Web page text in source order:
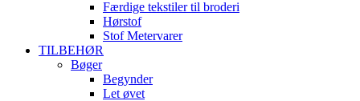
Færdige tekstiler til broderi
Hørstof
Stof Metervarer
TILBEHØR
Bøger
Begynder
Let øvet